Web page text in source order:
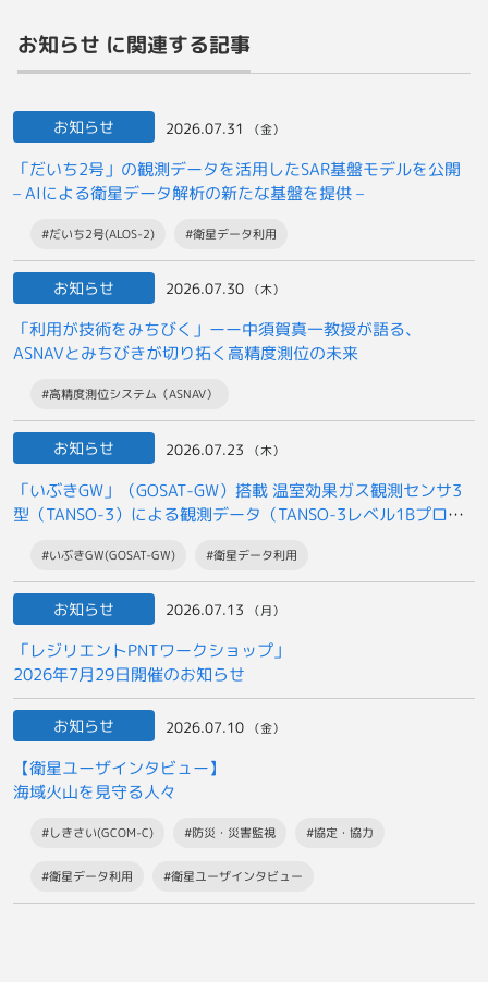
お知らせ に関連する記事
お知らせ 2026.07.31 （金）
「だいち2号」の観測データを活用したSAR基盤モデルを公開
– AIによる衛星データ解析の新たな基盤を提供 –
#だいち2号(ALOS-2) #衛星データ利用
お知らせ 2026.07.30 （木）
「利用が技術をみちびく」ーー中須賀真一教授が語る、
ASNAVとみちびきが切り拓く高精度測位の未来
#高精度測位システム（ASNAV）
お知らせ 2026.07.23 （木）
「いぶきGW」（GOSAT-GW）搭載 温室効果ガス観測センサ3
型（TANSO-3）による観測データ（TANSO-3レベル1Bプロダ
一般提供開始について
#いぶきGW(GOSAT-GW) #衛星データ利用
お知らせ 2026.07.13 （月）
「レジリエントPNTワークショップ」
2026年7月29日開催のお知らせ
お知らせ 2026.07.10 （金）
【衛星ユーザインタビュー】
海域火山を見守る人々
#しきさい(GCOM-C) #防災・災害監視 #協定・協力
#衛星データ利用 #衛星ユーザインタビュー